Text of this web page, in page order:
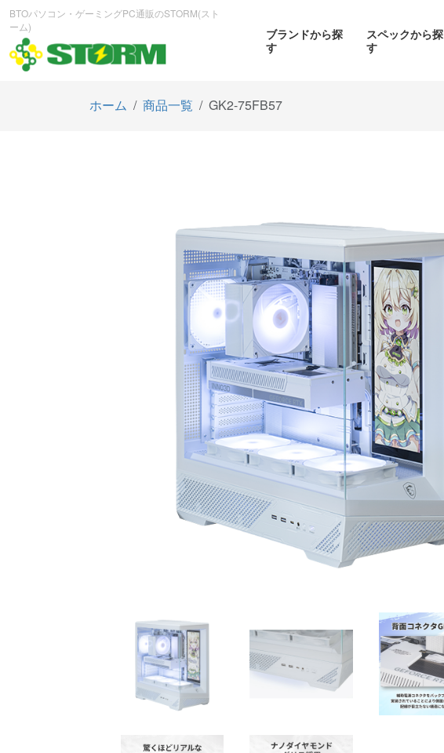
BTOパソコン・ゲーミングPC通販のSTORM(スト
ーム)
ブランドから探
す
スペックから探
す
初心者の方、「どのPCを選
べばいいかわからない」そ
んな方にこそ選んでほし
い、エントリーモデルで
商品詳細
360mm簡易水冷と曲面
OLEDを搭載したハイエン
ドモデル。美しさと冷却性
能を兼ね備えた「流界2」
が、至高の空間を演出しま
商品詳細
ゲーミングPC
商品をみる
大画面液晶、
曲面OLED簡易水冷搭載
PC
商品をみる
ホーム 商品一覧 GK2-75FB57